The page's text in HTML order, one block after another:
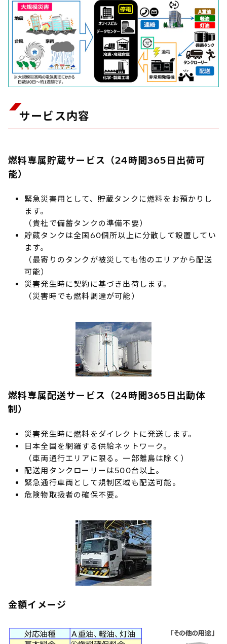
サービス内容
燃料専属貯蔵サービス（24時間365⽇出荷可
能）
緊急災害用として、貯蔵タンクに燃料をお預かりし
ます。
（貴社で備蓄タンクの準備不要）
貯蔵タンクは全国60個所以上に分散して設置してい
ます。
（最寄りのタンクが被災しても他のエリアから配送
可能）
災害発生時に契約に基づき出荷します。
（災害時でも燃料調達が可能）
燃料専属配送サービス（24時間365日出動体
制）
災害発生時に燃料をダイレクトに発送します。
日本全国を網羅する供給ネットワーク。
（車両通行エリアに限る。一部離島は除く）
配送用タンクローリーは500台以上。
緊急通行車両として規制区域も配送可能。
危険物取扱者の確保不要。
⾦額イメージ